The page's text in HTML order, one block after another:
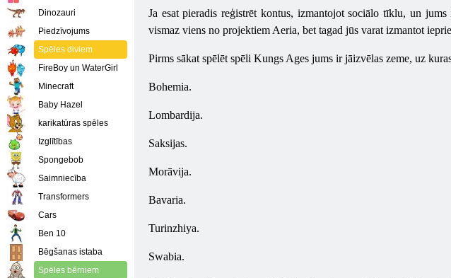
Ja esat pieradis reģistrēt kontus, izmantojot sociālo tīklu, un
vismaz viens no projektiem Aeria, bet tagad jūs varat izmantot
Pirms sākat spēlēt spēli Kungs Ages jums ir jāizvēlas zeme, uz
Bohemia.
Lombardija.
Saksijas.
Morāvija.
Bavaria.
Turinzhiya.
Swabia.
Dinozauri
Piedzīvojums
Spēles diviem
FireBoy un WaterGirl
Minecraft
Baby Hazel
karikatūras spēles
Izglītības
Spongebob
Saimniecība
Transformers
Cars
Ben 10
Bēgšanas istaba
Spēles bērniem